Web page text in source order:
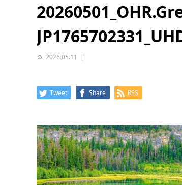
2026.05.11
Tweet Share RSS